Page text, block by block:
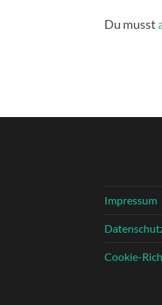
Du musst
Impressum
Cookie-